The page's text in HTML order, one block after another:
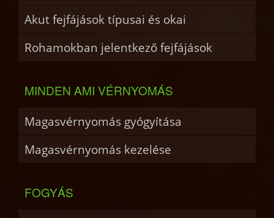
Akut fejfájások típusai és okai
Rohamokban jelentkező fejfájások
MINDEN AMI VÉRNYOMÁS
Magasvérnyomás gyógyítása
Magasvérnyomás kezelése
FOGYÁS